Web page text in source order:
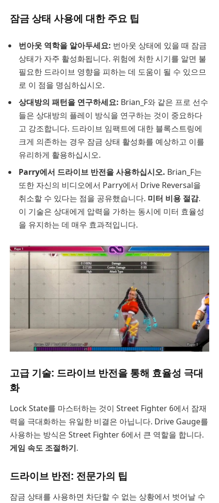
잠금 상태 사용에 대한 주요 팁
번아웃 역학을 알아두세요: 번아웃 상태에 있을 때 잠금
상태가 자주 활성화됩니다. 위험에 처한 시기를 알면 불
필요한 드라이브 영향을 피하는 데 도움이 될 수 있으므
로 이 점을 명심하십시오.
상대방의 패턴을 연구하세요: Brian_F와 같은 프로 선수
들은 상대방의 플레이 방식을 연구하는 것이 중요하다
고 강조합니다. 드라이브 임팩트에 대한 블록스트링에
크게 의존하는 경우 잠금 상태 활성화를 예상하고 이를
유리하게 활용하십시오.
Parry에서 드라이브 반전을 사용하십시오. Brian_F는
또한 자신의 비디오에서 Parry에서 Drive Reversal을
취소할 수 있다는 점을 공유했습니다. 미터 비용 절감.
이 기술은 상대에게 압력을 가하는 동시에 미터 효율성
을 유지하는 데 매우 효과적입니다.
고급 기술: 드라이브 반전을 통해 효율성 극대
화
Lock State를 마스터하는 것이 Street Fighter 6에서 잠재
력을 극대화하는 유일한 비결은 아닙니다. Drive Gauge를
사용하는 방식은 Street Fighter 6에서 큰 역할을 합니다.
게임 속도 조절하기.
드라이브 반전: 전문가의 팁
잠금 상태를 사용하면 차단할 수 없는 상황에서 벗어날 수